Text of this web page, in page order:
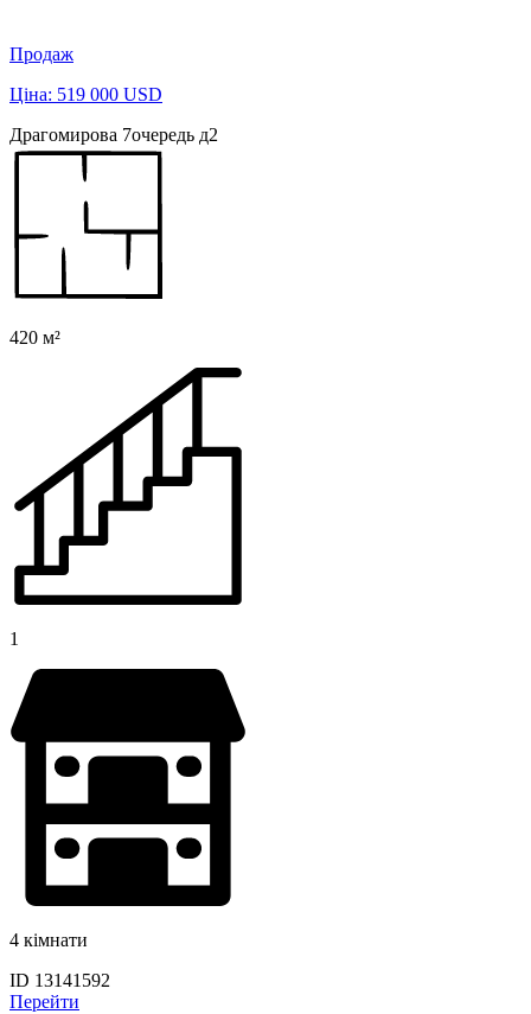
Продаж
Ціна: 519 000 USD
Драгомирова 7очередь д2
420 м²
1
4 кімнати
ID 13141592
Перейти